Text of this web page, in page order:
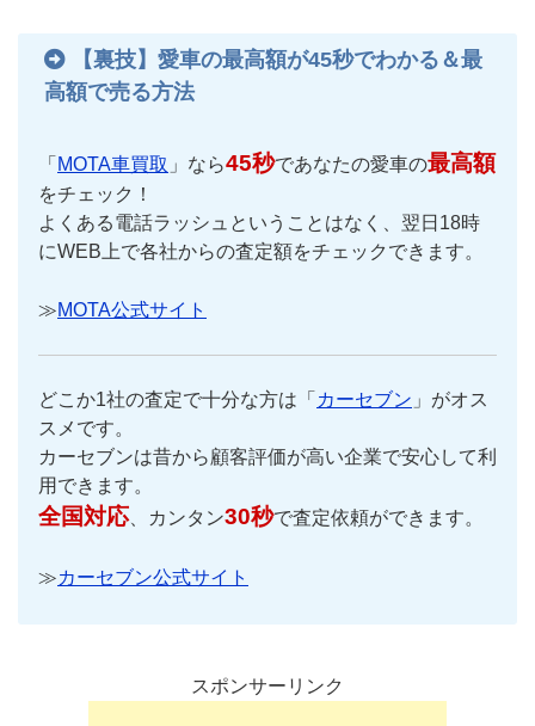
【裏技】愛車の最高額が45秒でわかる＆最
高額で売る方法
「 MOTA車買取 」なら45秒であなたの愛車の最高額
をチェック！
よくある電話ラッシュということはなく、翌日18時
にWEB上で各社からの査定額をチェックできます。
≫MOTA公式サイト
どこか1社の査定で十分な方は「 カーセブン 」がオス
スメです。
カーセブンは昔から顧客評価が高い企業で安心して利
用できます。
全国対応、カンタン30秒で査定依頼ができます。
≫カーセブン公式サイト
スポンサーリンク